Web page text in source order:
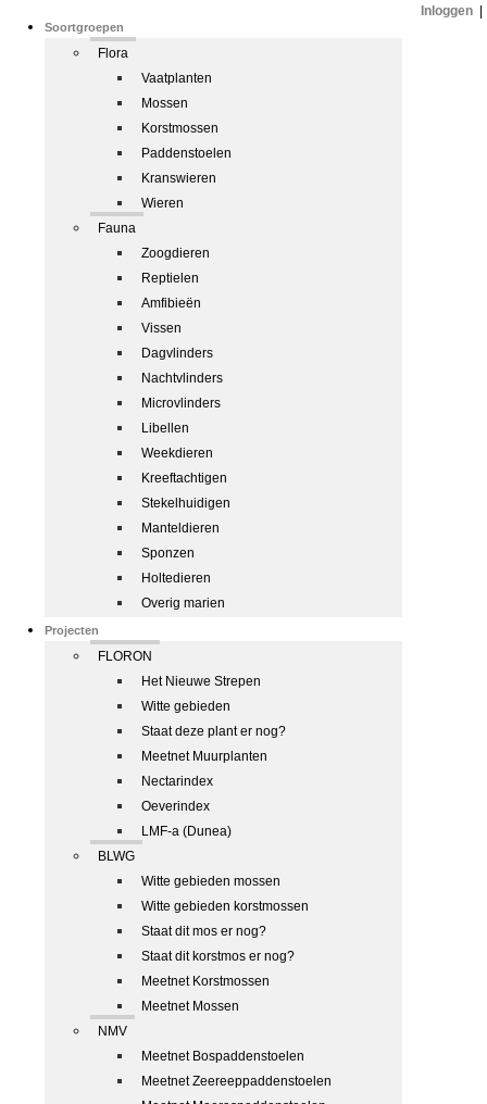
Soortgroepen
Flora
Vaatplanten
Mossen
Korstmossen
Paddenstoelen
Kranswieren
Wieren
Fauna
Zoogdieren
Reptielen
Amfibieën
Vissen
Dagvlinders
Nachtvlinders
Microvlinders
Libellen
Weekdieren
Kreeftachtigen
Stekelhuidigen
Manteldieren
Sponzen
Holtedieren
Overig marien
Projecten
FLORON
Het Nieuwe Strepen
Witte gebieden
Staat deze plant er nog?
Meetnet Muurplanten
Nectarindex
Oeverindex
LMF-a (Dunea)
BLWG
Witte gebieden mossen
Witte gebieden korstmossen
Staat dit mos er nog?
Staat dit korstmos er nog?
Meetnet Korstmossen
Meetnet Mossen
NMV
Meetnet Bospaddenstoelen
Meetnet Zeereeppaddenstoelen
Inloggen